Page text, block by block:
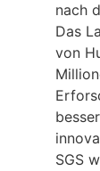
nach
Das
von
SGS